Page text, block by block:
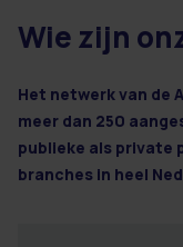
15 resultaten
Wie zijn
Het netwerk van de
meer dan 250
publieke als private
branches in heel